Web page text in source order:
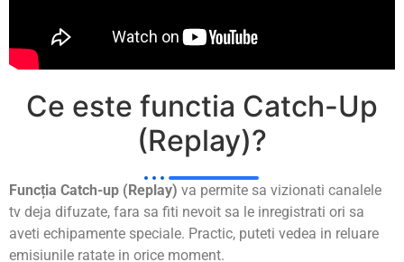
Ce este functia Catch-Up
(Replay)?
Funcția Catch-up (Replay) va permite sa vizionati canalele
tv deja difuzate, fara sa fiti nevoit sa le inregistrati ori sa
aveti echipamente speciale. Practic, puteti vedea in reluare
emisiunile ratate in orice moment.